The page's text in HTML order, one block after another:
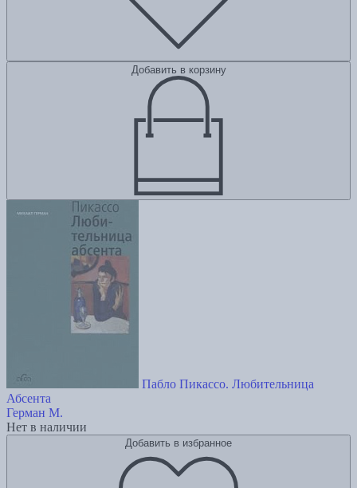
Добавить в корзину
Пабло Пикассо. Любительница
Абсента
Герман М.
Нет в наличии
Добавить в избранное